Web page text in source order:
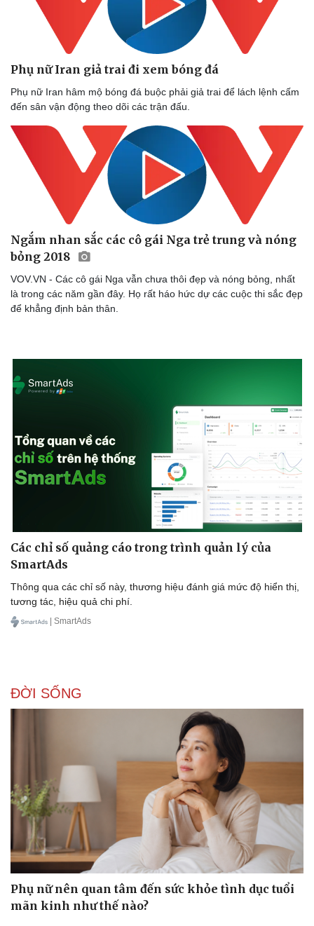
Doanh nhân
Vì cộng đồng
Trải nghiệm
Chuyển đổi số
Dinh dưỡng - món ngon
Cây thuốc
Làm đẹp - giảm cân
Phòng mạch online
Ăn sạch sống khỏe
Blog
Tình yêu - Gia đình
Phụ nữ Iran giả trai đi xem bóng đá
Phụ nữ Iran hâm mộ bóng đá buộc phải giả trai để lách lệnh cấm
đến sân vận động theo dõi các trận đấu.
Ngắm nhan sắc các cô gái Nga trẻ trung và nóng
bỏng 2018
VOV.VN - Các cô gái Nga vẫn chưa thôi đẹp và nóng bỏng, nhất
là trong các năm gần đây. Họ rất háo hức dự các cuộc thi sắc đẹp
để khẳng định bản thân.
Các chỉ số quảng cáo trong trình quản lý của
SmartAds
Thông qua các chỉ số này, thương hiệu đánh giá mức độ hiển thị,
tương tác, hiệu quả chi phí.
| SmartAds
ĐỜI SỐNG
Phụ nữ nên quan tâm đến sức khỏe tình dục tuổi
mãn kinh như thế nào?